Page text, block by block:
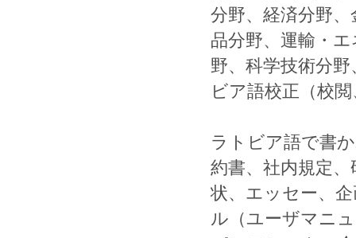
分野、 経済分野、
品分野、 運輸 ・ エ
野、 科学技術分野
ビア語校正 （校閲
ラトビア語で書
約書、 社内規定、
状、 エッセー、
ル （ユーザマニ